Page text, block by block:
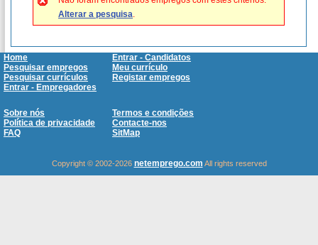
Alterar a pesquisa.
Home
Entrar - Candidatos
Pesquisar empregos
Meu currículo
Pesquisar currículos
Registar empregos
Entrar - Empregadores
Sobre nós
Termos e condições
Política de privacidade
Contacte-nos
FAQ
SitMap
Copyright © 2002-2026 netemprego.com All rights reserved